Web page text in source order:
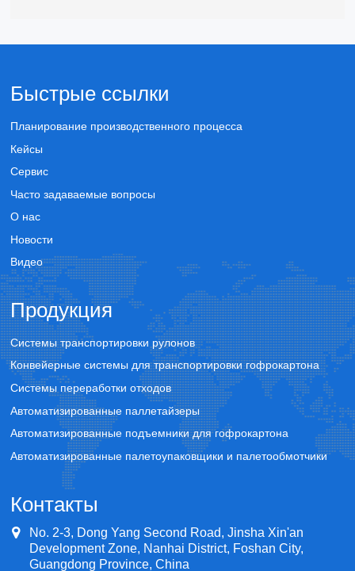
Быстрые ссылки
Планирование производственного процесса
Кейсы
Сервис
Часто задаваемые вопросы
О нас
Новости
Видео
Продукция
Системы транспортировки рулонов
Конвейерные системы для транспортировки гофрокартона
Системы переработки отходов
Автоматизированные паллетайзеры
Автоматизированные подъемники для гофрокартона
Автоматизированные палетоупаковщики и палетообмотчики
Контакты
No. 2-3, Dong Yang Second Road, Jinsha Xin'an
Development Zone, Nanhai District, Foshan City,
Guangdong Province, China